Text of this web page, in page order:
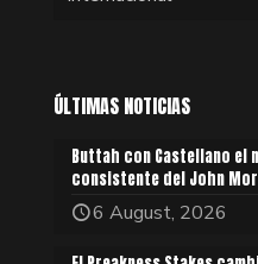
ÚLTIMAS NOTICIAS
Buttah con Castellano el
consistente del John
6 August, 2026